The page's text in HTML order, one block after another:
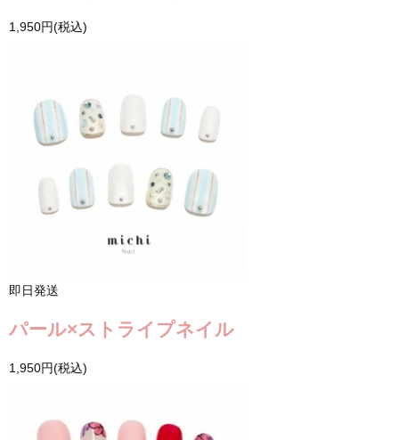
1,950円(税込)
即日発送
パール×ストライプネイル
1,950円(税込)